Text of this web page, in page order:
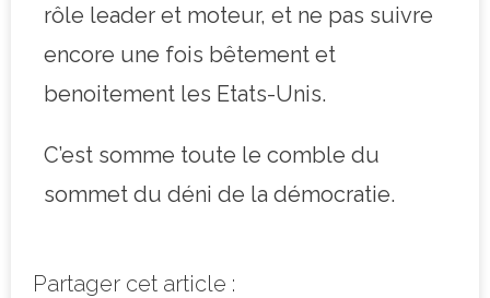
rôle leader et moteur, et ne pas suivre
encore une fois bêtement et
benoitement les Etats-Unis.
C’est somme toute le comble du
sommet du déni de la démocratie.
Partager cet article :